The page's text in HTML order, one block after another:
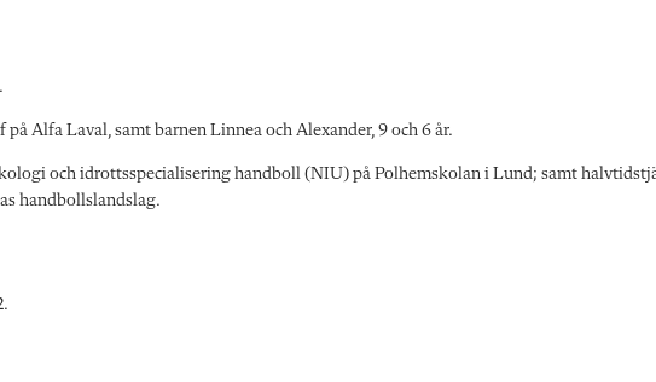
Alfa Laval, samt barnen Linnea och Alexander, 9 och 6 år.
och idrottsspecialisering handboll (NIU) på Polhemskolan i Lund; samt
handbollslandslag.